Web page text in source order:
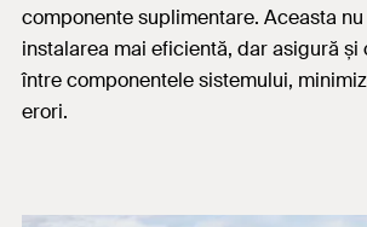
componente suplimentare. Aceasta
instalarea mai eficientă, dar asigură
între componentele sistemului,
erori.